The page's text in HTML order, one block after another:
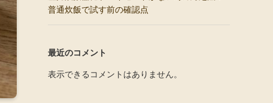
普通炊飯で試す前の確認点
最近のコメント
表示できるコメントはありません。